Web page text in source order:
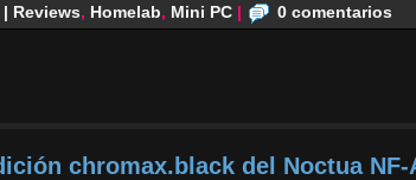
Reviews, Homelab, Mini PC | 0 comentarios
chromax.black del Noctua